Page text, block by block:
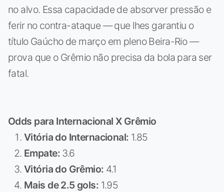
no alvo. Essa capacidade de absorver pressão e
ferir no contra-ataque — que lhes garantiu o
título Gaúcho de março em pleno Beira-Rio —
prova que o Grêmio não precisa da bola para ser
fatal.
Odds para Internacional X Grêmio
Vitória do Internacional: 1.85
Empate:3.6
Vitória do Grêmio: 4.1
Mais de 2.5 gols: 1.95